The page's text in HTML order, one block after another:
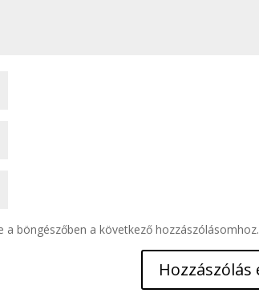
böngészőben a következő hozzászólásomhoz.